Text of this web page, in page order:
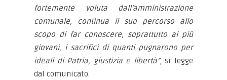
fortemente voluta dall’amministrazione
comunale, continua il suo percorso allo
scopo di far conoscere, soprattutto ai più
giovani, i sacrifici di quanti pugnarono per
ideali di Patria, giustizia e libertà”, si legge
dal comunicato.